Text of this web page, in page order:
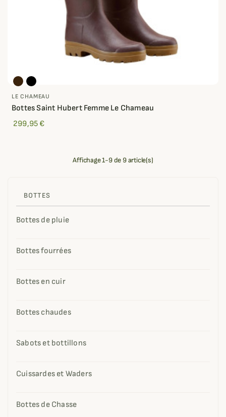
BOTTES
Bottes de pluie
Bottes fourrées
Bottes en cuir
Bottes chaudes
Sabots et bottillons
Cuissardes et Waders
Bottes de Chasse
LE CHAMEAU
Bottes Saint Hubert Femme Le Chameau
299,95 €
Affichage 1-9 de 9 article(s)